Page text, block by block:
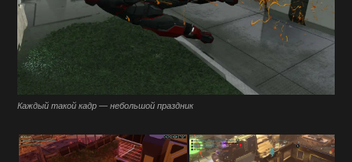
Каждый такой кадр — небольшой праздник